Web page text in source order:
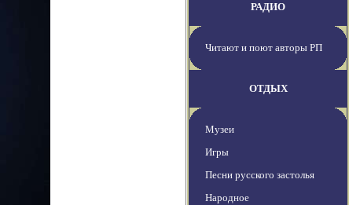
РАДИО
Читают и поют авторы РП
ОТДЫХ
Музеи
Игры
Песни русского застолья
Народное